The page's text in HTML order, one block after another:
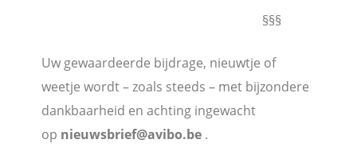
§§§
Uw gewaardeerde bijdrage, nieuwtje of
weetje wordt – zoals steeds – met bijzondere
dankbaarheid en achting ingewacht
op nieuwsbrief@avibo.be .